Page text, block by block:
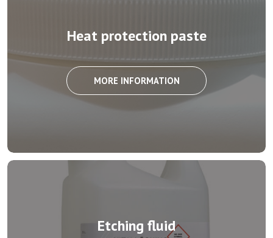
Heat protection paste
MORE INFORMATION
Etching fluid